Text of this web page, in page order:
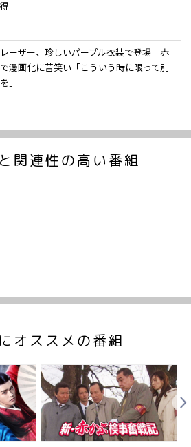
ーザー、珍しいパープル衣装で登場 赤
漫画化に苦笑い「こういう時に限って別
」
関連性の高い番組
オススメの番組